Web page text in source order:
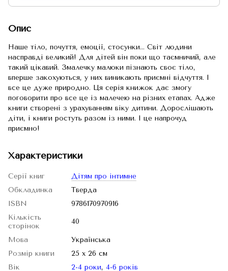
Опис
Наше тіло, почуття, емоції, стосунки… Світ людини
насправді великий! Для дітей він поки що таємничий, але
такий цікавий. Змалечку малюки пізнають своє тіло,
вперше закохуються, у них виникають приємні відчуття. І
все це дуже природно. Ця серія книжок дає змогу
поговорити про все це із малечею на різних етапах. Адже
книги створені з урахуванням віку дитини. Дорослішають
діти, і книги ростуть разом із ними. І це напрочуд
приємно!
Характеристики
Серії книг
Дітям про інтимне
Обкладинка
Тверда
ISBN
9786170970916
Кількість
сторінок
40
Мова
Українська
Розмір книги
25 x 26 см
Вік
2-4 роки, 4-6 років